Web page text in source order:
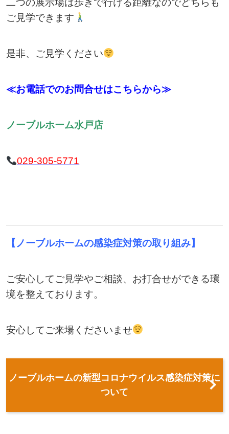
二つの展示場は歩きで行ける距離なのでどちらも
ご見学できます
是非、ご見学ください
≪お電話でのお問合せはこちらから≫
ノーブルホーム水戸店
029-305-5771
【ノーブルホームの感染症対策の取り組み】
ご安心してご見学やご相談、お打合せができる環
境を整えております。
安心してご来場くださいませ
ノーブルホームの新型コロナウイルス感染症対策に
ついて